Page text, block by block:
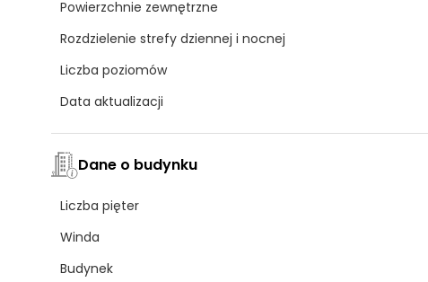
Powierzchnie zewnętrzne
Rozdzielenie strefy dziennej i nocnej
Liczba poziomów
Data aktualizacji
Dane o budynku
Liczba pięter
Winda
Budynek